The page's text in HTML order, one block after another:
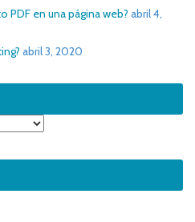
en una página web? abril 4,
abril 3, 2020